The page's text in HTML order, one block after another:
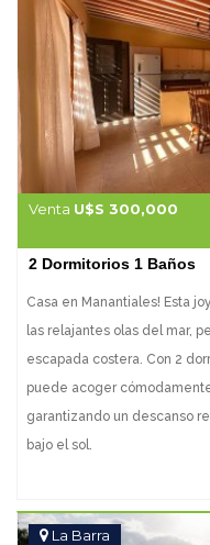
Venta U$S 300,000
2 Dormitorios 1 Baños
Casa en Manantiales! Esta
las relajantes olas del mar,
escapada costera. Con 2
puede acoger
garantizando un descanso
bajo el sol.
La Barra